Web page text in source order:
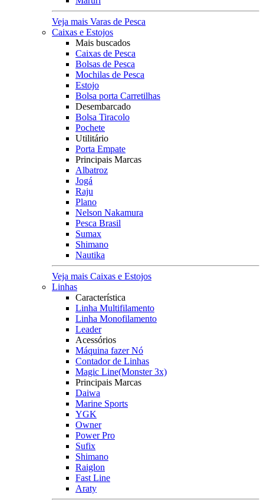
Veja mais Varas de Pesca
Caixas e Estojos
Mais buscados
Caixas de Pesca
Bolsas de Pesca
Mochilas de Pesca
Estojo
Bolsa porta Carretilhas
Desembarcado
Bolsa Tiracolo
Pochete
Utilitário
Porta Empate
Principais Marcas
Albatroz
Jogá
Raju
Plano
Nelson Nakamura
Pesca Brasil
Sumax
Shimano
Nautika
Veja mais Caixas e Estojos
Linhas
Característica
Linha Multifilamento
Linha Monofilamento
Leader
Acessórios
Máquina fazer Nó
Contador de Linhas
Magic Line(Monster 3x)
Principais Marcas
Daiwa
Marine Sports
YGK
Owner
Power Pro
Sufix
Shimano
Raiglon
Fast Line
Araty